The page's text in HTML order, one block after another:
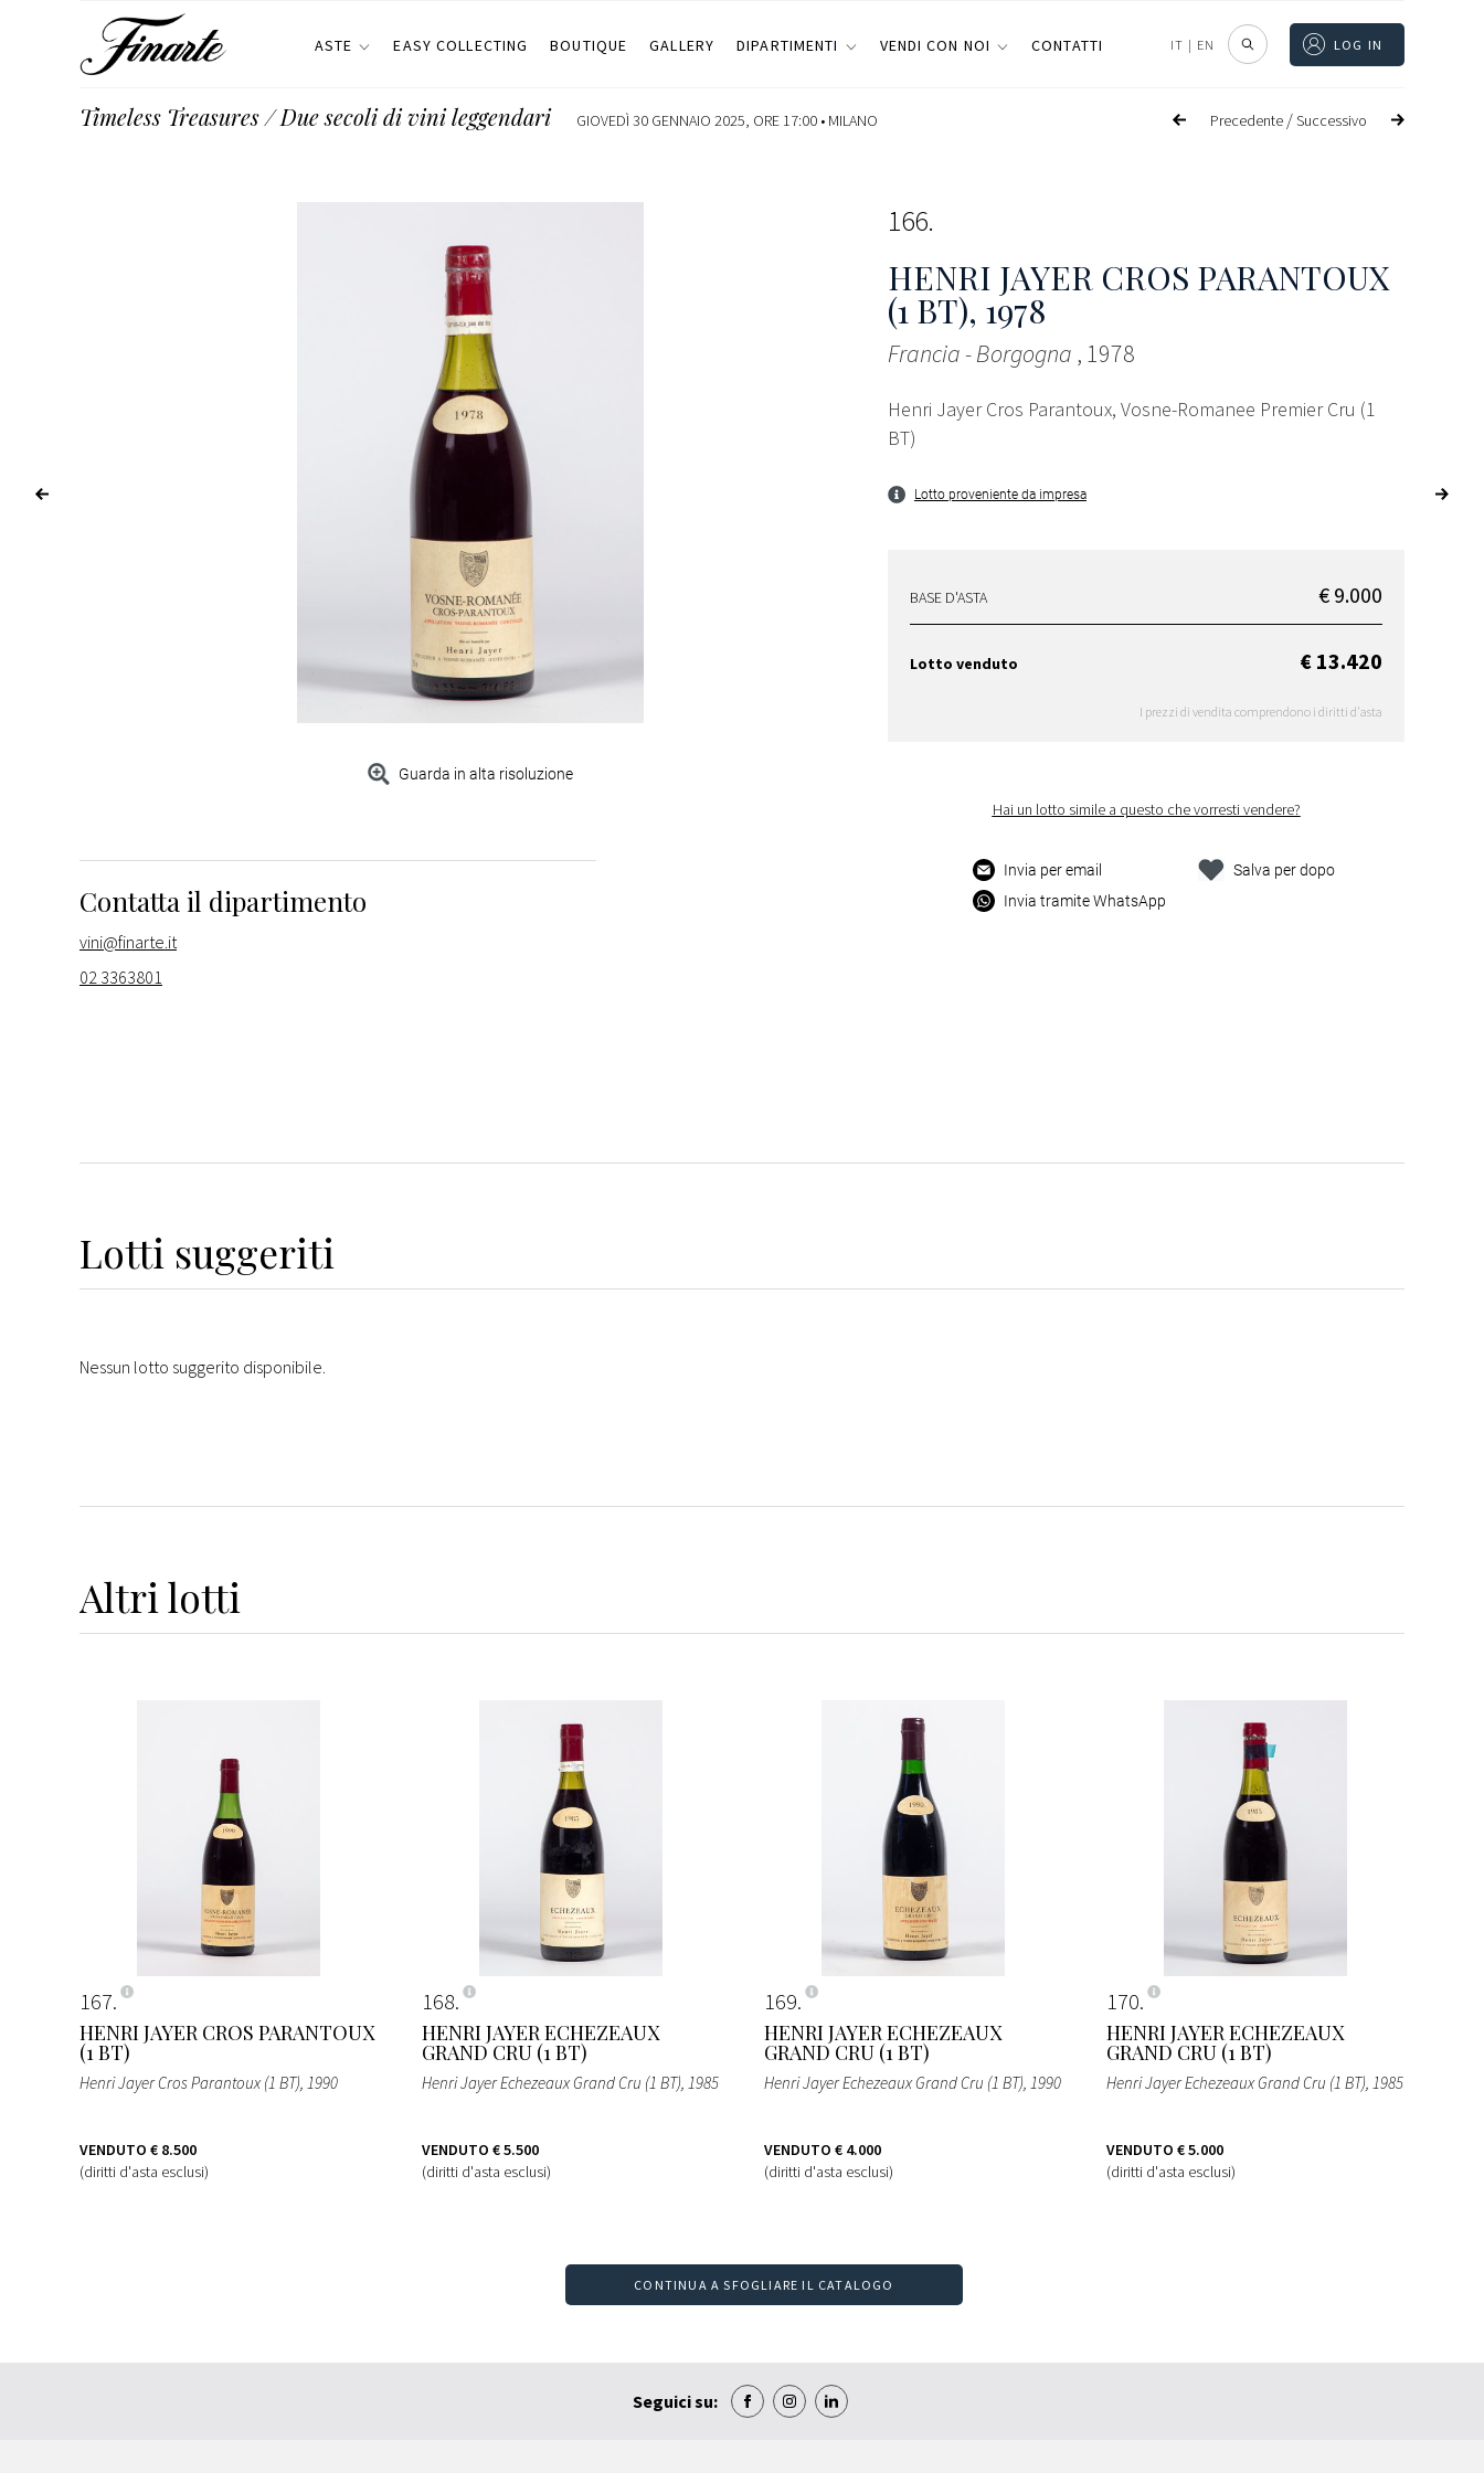
ASTE EASY COLLECTING BOUTIQUE GALLERY DIPARTIMENTI VENDI CON NOI CONTATTI IT | EN LOG IN
Precedente /Successivo
Timeless Treasures / Due secoli di vini leggendari GIOVEDÌ 30 GENNAIO 2025, ORE 17:00 • MILANO
Guarda in alta risoluzione
166
HENRI JAYER CROS PARANTOUX
(1 BT), 1978
Francia - Borgogna , 1978
Henri Jayer Cros Parantoux, Vosne-Romanee Premier Cru (1
BT)
Lotto proveniente da impresa
BASE D'ASTA € 9.000
Lotto venduto € 13.420
I prezzi di vendita comprendono i diritti d'asta
Hai un lotto simile a questo che vorresti vendere?
Invia per email
Invia tramite WhatsApp
Salva per dopo
Contatta il dipartimento
vini@finarte.it
02 3363801
Lotti suggeriti
Nessun lotto suggerito disponibile.
Altri lotti
167
HENRI JAYER CROS PARANTOUX
(1 BT)
Henri Jayer Cros Parantoux (1 BT), 1990
VENDUTO € 8.500
(diritti d'asta esclusi)
168
HENRI JAYER ECHEZEAUX
GRAND CRU (1 BT)
Henri Jayer Echezeaux Grand Cru (1 BT), 1985
VENDUTO € 5.500
(diritti d'asta esclusi)
169
HENRI JAYER ECHEZEAUX
GRAND CRU (1 BT)
Henri Jayer Echezeaux Grand Cru (1 BT), 1990
VENDUTO € 4.000
(diritti d'asta esclusi)
170
HENRI JAYER ECHEZEAUX
GRAND CRU (1 BT)
Henri Jayer Echezeaux Grand Cru (1 BT), 1985
VENDUTO € 5.000
(diritti d'asta esclusi)
CONTINUA A SFOGLIARE IL CATALOGO
Seguici su: